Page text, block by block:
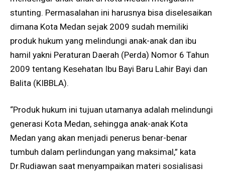
stunting. Permasalahan ini harusnya bisa diselesaikan
dimana Kota Medan sejak 2009 sudah memiliki
produk hukum yang melindungi anak-anak dan ibu
hamil yakni Peraturan Daerah (Perda) Nomor 6 Tahun
2009 tentang Kesehatan Ibu Bayi Baru Lahir Bayi dan
Balita (KIBBLA).
“Produk hukum ini tujuan utamanya adalah melindungi
generasi Kota Medan, sehingga anak-anak Kota
Medan yang akan menjadi penerus benar-benar
tumbuh dalam perlindungan yang maksimal,” kata
Dr.Rudiawan saat menyampaikan materi sosialisasi